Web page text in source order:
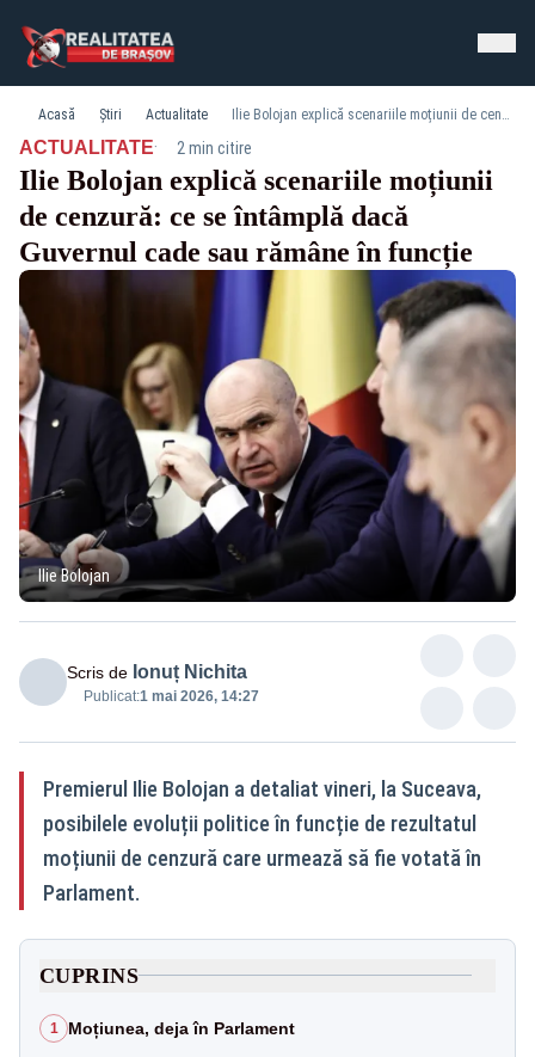
Acasă Știri Actualitate Ilie Bolojan explică scenariile moțiunii de cenzură: ce se întâmplă dacă Guvernul cade sau rămâne în funcție
ACTUALITATE· 2 min citire
Ilie Bolojan explică scenariile moțiunii
de cenzură: ce se întâmplă dacă
Guvernul cade sau rămâne în funcție
Ilie Bolojan
Scris de Ionuț Nichita
Publicat:1 mai 2026, 14:27
Premierul Ilie Bolojan a detaliat vineri, la Suceava,
posibilele evoluții politice în funcție de rezultatul
moțiunii de cenzură care urmează să fie votată în
Parlament.
CUPRINS
1 Moțiunea, deja în Parlament